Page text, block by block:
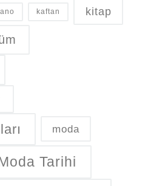
kaftan kitap
moda
Tarihi